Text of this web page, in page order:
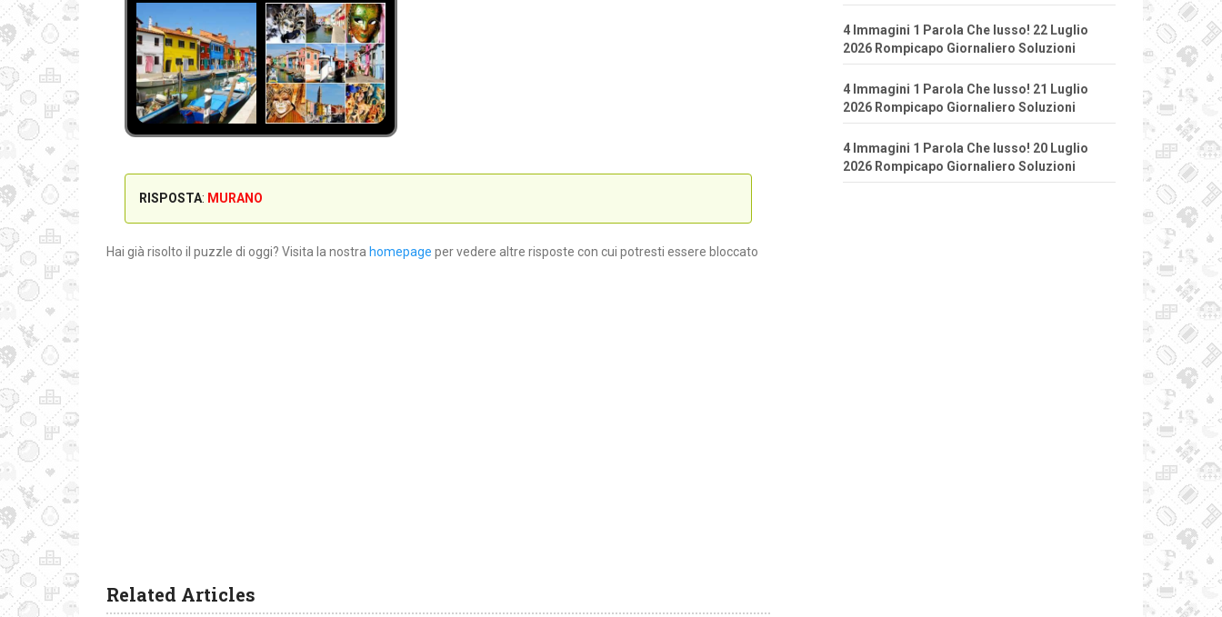
RISPOSTA: MURANO
Hai già risolto il puzzle di oggi? Visita la nostra homepage per vedere altre risposte con cui potresti essere bloccato
Related Articles
4 Immagini 1 Parola Che lusso! 22 Luglio
2026 Rompicapo Giornaliero Soluzioni
4 Immagini 1 Parola Che lusso! 21 Luglio
2026 Rompicapo Giornaliero Soluzioni
4 Immagini 1 Parola Che lusso! 20 Luglio
2026 Rompicapo Giornaliero Soluzioni